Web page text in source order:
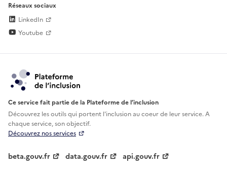
Réseaux sociaux
LinkedIn
Youtube
Ce service fait partie de la Plateforme de l’inclusion
Découvrez les outils qui portent l'inclusion aucoeur de leur service. A
chaque service, son objectif.
Découvrez nos services
beta.gouv.fr data.gouv.fr api.gouv.fr